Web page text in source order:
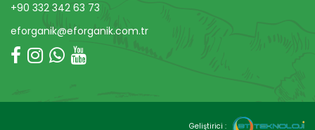
+90 332 342 63 73
eforganik@eforganik.com.tr
Geliştirici :